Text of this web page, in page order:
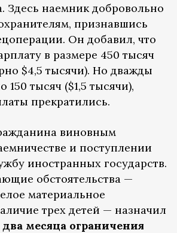
Здесь наемник добровольно
признавшись
Он добавил, что
в размере 450 тысяч
$4,5 тысячи). Но дважды
150 тысяч ($1,5 тысячи),
прекратились.
виновным
и поступлении
иностранных государств.
обстоятельства —
материальное
трех детей — назначил
месяца ограничения